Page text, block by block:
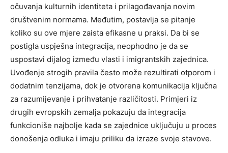
očuvanja kulturnih identiteta i prilagođavanja novim
društvenim normama. Međutim, postavlja se pitanje
koliko su ove mjere zaista efikasne u praksi. Da bi se
postigla uspješna integracija, neophodno je da se
uspostavi dijalog između vlasti i imigrantskih zajednica.
Uvođenje strogih pravila često može rezultirati otporom i
dodatnim tenzijama, dok je otvorena komunikacija ključna
za razumijevanje i prihvatanje različitosti. Primjeri iz
drugih evropskih zemalja pokazuju da integracija
funkcioniše najbolje kada se zajednice uključuju u proces
donošenja odluka i imaju priliku da izraze svoje stavove.